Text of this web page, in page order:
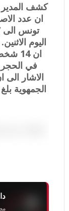
كشف
ان عدد
اليوم
ان
في الحجر
الاشار الى